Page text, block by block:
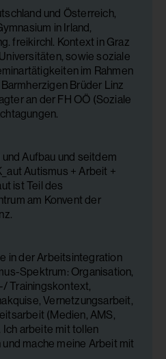
und Österreich,
in Irland,
freikirchl. Kontext in Graz
sowie soziale
im Rahmen
Brüder Linz
an der FH OÖ (Soziale
Aufbau und seitdem
Autismus + Arbeit +
ist Teil des
am Konvent der
in der Arbeitsintegration
Spektrum: Organisation,
Trainingskontext,
Vernetzungsarbeit,
(Medien, AMS,
arbeite mit tollen
mache meine Arbeit mit